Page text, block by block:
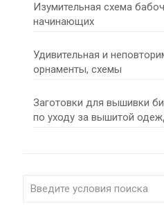
Изумительная схема
начинающих
Удивительная и
орнаменты, схемы
Заготовки для вышивки
по уходу за вышитой